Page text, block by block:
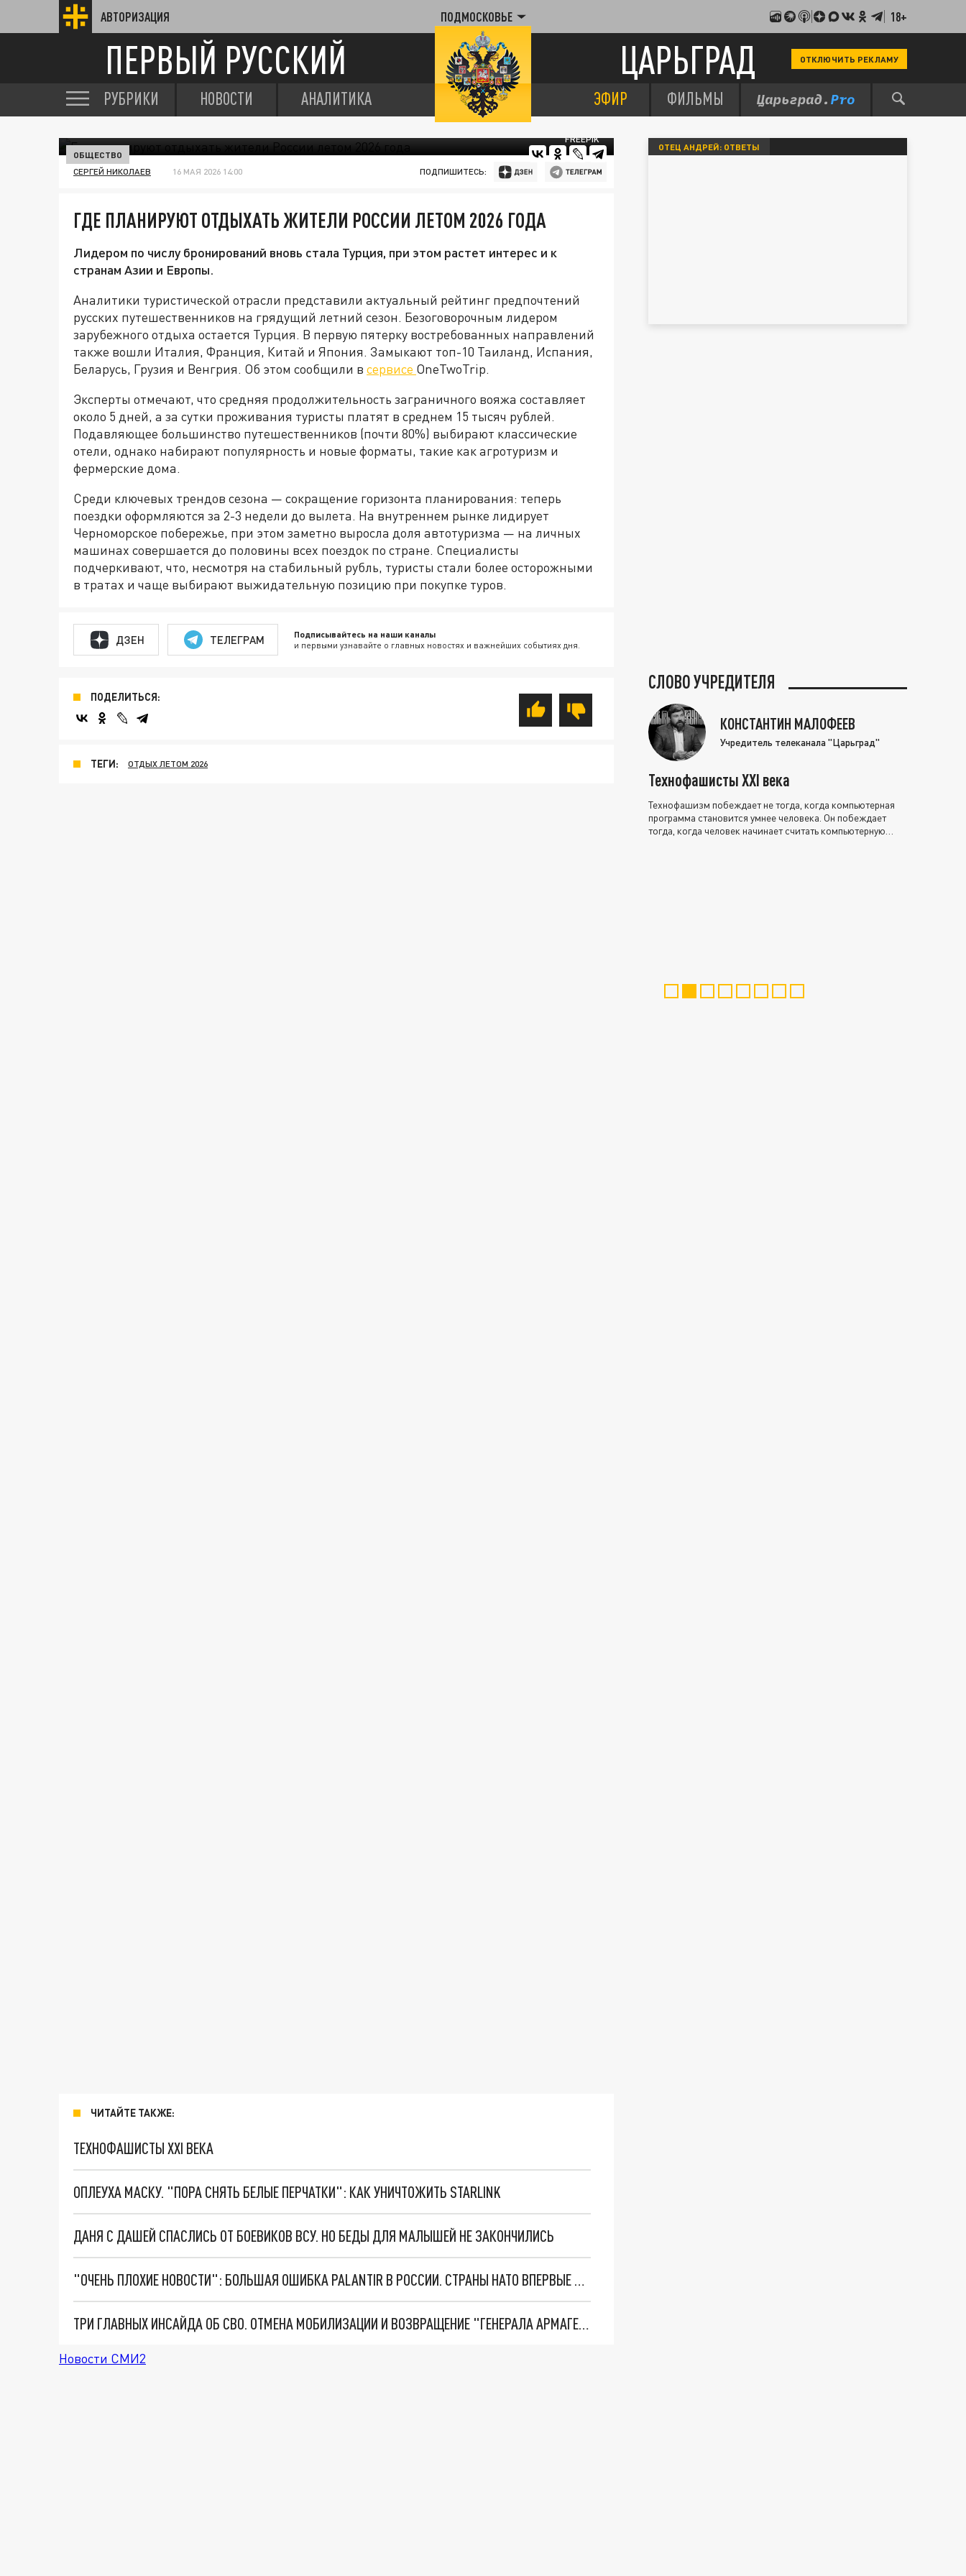
АВТОРИЗАЦИЯ ПОДМОСКОВЬЕ 18+
ПЕРВЫЙ РУССКИЙ ЦАРЬГРАД ОТКЛЮЧИТЬ РЕКЛАМУ
РУБРИКИ НОВОСТИ АНАЛИТИКА ЭФИР ФИЛЬМЫ
FREEPIK
ОБЩЕСТВО
СЕРГЕЙ НИКОЛАЕВ 16 МАЯ 2026 14:00 ПОДПИШИТЕСЬ:
ГДЕ ПЛАНИРУЮТ ОТДЫХАТЬ ЖИТЕЛИ РОССИИ ЛЕТОМ 2026 ГОДА
Лидером по числу бронирований вновь стала Турция, при этом растет интерес и к
странам Азии и Европы.
Аналитики туристической отрасли представили актуальный рейтинг предпочтений
русских путешественников на грядущий летний сезон. Безоговорочным лидером
зарубежного отдыха остается Турция. В первую пятерку востребованных направлений
также вошли Италия, Франция, Китай и Япония. Замыкают топ-10 Таиланд, Испания,
Беларусь, Грузия и Венгрия. Об этом сообщили в сервисе OneTwoTrip.
Эксперты отмечают, что средняя продолжительность заграничного вояжа составляет
около 5 дней, а за сутки проживания туристы платят в среднем 15 тысяч рублей.
Подавляющее большинство путешественников (почти 80%) выбирают классические
отели, однако набирают популярность и новые форматы, такие как агротуризм и
фермерские дома.
Среди ключевых трендов сезона — сокращение горизонта планирования: теперь
поездки оформляются за 2-3 недели до вылета. На внутреннем рынке лидирует
Черноморское побережье, при этом заметно выросла доля автотуризма — на личных
машинах совершается до половины всех поездок по стране. Специалисты
подчеркивают, что, несмотря на стабильный рубль, туристы стали более осторожными
в тратах и чаще выбирают выжидательную позицию при покупке туров.
ДЗЕН ТЕЛЕГРАМ Подписывайтесь на наши каналы
и первыми узнавайте о главных новостях и важнейших событиях дня.
ПОДЕЛИТЬСЯ:
ТЕГИ: ОТДЫХ ЛЕТОМ 2026
ЧИТАЙТЕ ТАКЖЕ:
ТЕХНОФАШИСТЫ XXI ВЕКА
ОПЛЕУХА МАСКУ. "ПОРА СНЯТЬ БЕЛЫЕ ПЕРЧАТКИ": КАК УНИЧТОЖИТЬ STARLINK
ДАНЯ С ДАШЕЙ СПАСЛИСЬ ОТ БОЕВИКОВ ВСУ. НО БЕДЫ ДЛЯ МАЛЫШЕЙ НЕ ЗАКОНЧИЛИСЬ
"ОЧЕНЬ ПЛОХИЕ НОВОСТИ": БОЛЬШАЯ ОШИБКА PALANTIR В РОССИИ. СТРАНЫ НАТО ВПЕРВЫЕ ЗА СВО ОСТАНОВИЛИ ПОСТАВКИ ОРУЖИЯ. ВСУ ТЕРЯЮТ ПРИГРАНИЧЬЕ?
ТРИ ГЛАВНЫХ ИНСАЙДА ОБ СВО. ОТМЕНА МОБИЛИЗАЦИИ И ВОЗВРАЩЕНИЕ "ГЕНЕРАЛА АРМАГЕДДОНА"? ОТЛИЧНЫЕ НОВОСТИ, КОТОРЫЕ ЖДАЛИ ВСЕ
Новости СМИ2
ОТЕЦ АНДРЕЙ: ОТВЕТЫ
СЛОВО УЧРЕДИТЕЛЯ
КОНСТАНТИН МАЛОФЕЕВ
Учредитель телеканала "Царьград"
Технофашисты XXI века
Технофашизм побеждает не тогда, когда компьютерная
программа становится умнее человека. Он побеждает
тогда, когда человек начинает считать компьютерную